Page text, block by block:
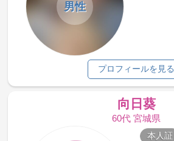
男性
プロフィールを見る
向日葵
60代 宮城県
本人証